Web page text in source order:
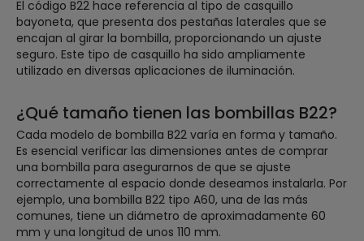
El código B22 hace referencia al tipo de casquillo
bayoneta, que presenta dos pestañas laterales que se
encajan al girar la bombilla, proporcionando un ajuste
seguro. Este tipo de casquillo ha sido ampliamente
utilizado en diversas aplicaciones de iluminación.
¿Qué tamaño tienen las bombillas B22?
Cada modelo de bombilla B22 varía en forma y tamaño.
Es esencial verificar las dimensiones antes de comprar
una bombilla para asegurarnos de que se ajuste
correctamente al espacio donde deseamos instalarla. Por
ejemplo, una bombilla B22 tipo A60, una de las más
comunes, tiene un diámetro de aproximadamente 60
mm y una longitud de unos 110 mm.